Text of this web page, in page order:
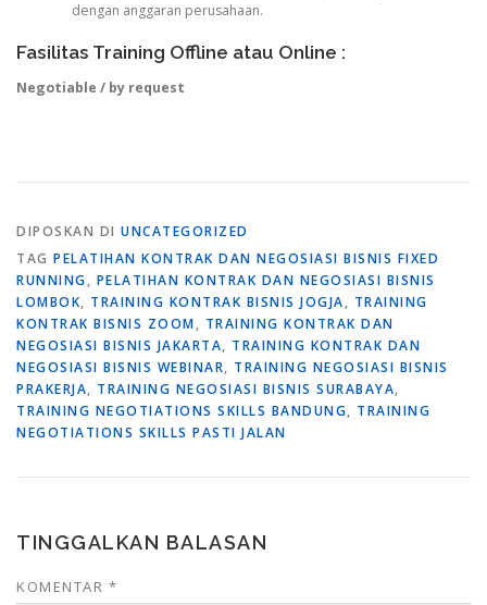
dengan anggaran perusahaan.
Fasilitas Training Offline atau Online :
Negotiable / by request
DIPOSKAN DI UNCATEGORIZED
TAG PELATIHAN KONTRAK DAN NEGOSIASI BISNIS FIXED
RUNNING, PELATIHAN KONTRAK DAN NEGOSIASI BISNIS
LOMBOK, TRAINING KONTRAK BISNIS JOGJA, TRAINING
KONTRAK BISNIS ZOOM, TRAINING KONTRAK DAN
NEGOSIASI BISNIS JAKARTA, TRAINING KONTRAK DAN
NEGOSIASI BISNIS WEBINAR, TRAINING NEGOSIASI BISNIS
PRAKERJA, TRAINING NEGOSIASI BISNIS SURABAYA,
TRAINING NEGOTIATIONS SKILLS BANDUNG, TRAINING
NEGOTIATIONS SKILLS PASTI JALAN
TINGGALKAN BALASAN
KOMENTAR *